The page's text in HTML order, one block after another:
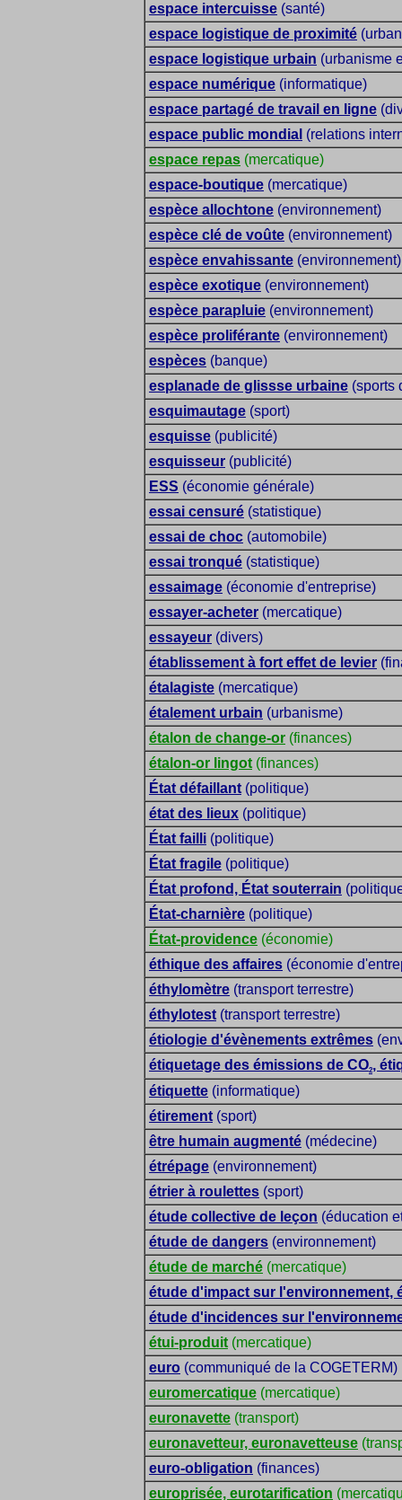
espace intercuisse (santé)
espace logistique de proximité
espace logistique urbain (urbanisme
espace numérique (informatique)
espace partagé de travail en ligne
espace public mondial (relations
espace repas (mercatique)
espace-boutique (mercatique)
espèce allochtone (environnement)
espèce clé de voûte (environnement)
espèce envahissante (environnement)
espèce exotique (environnement)
espèce parapluie (environnement)
espèce proliférante (environnement)
espèces (banque)
esplanade de glissse urbaine (sports
esquimautage (sport)
esquisse (publicité)
esquisseur (publicité)
ESS (économie générale)
essai censuré (statistique)
essai de choc (automobile)
essai tronqué (statistique)
essaimage (économie d'entreprise)
essayer-acheter (mercatique)
essayeur (divers)
établissement à fort effet de levier
étalagiste (mercatique)
étalement urbain (urbanisme)
étalon de change-or (finances)
étalon-or lingot (finances)
État défaillant (politique)
état des lieux (politique)
État failli (politique)
État fragile (politique)
État profond, État souterrain
État-charnière (politique)
État-providence (économie)
éthique des affaires (économie
éthylomètre (transport terrestre)
éthylotest (transport terrestre)
étiologie d'évènements extrêmes
étiquetage des émissions de CO2,
étiquette (informatique)
étirement (sport)
être humain augmenté (médecine)
étrépage (environnement)
étrier à roulettes (sport)
étude collective de leçon (éducation
étude de dangers (environnement)
étude de marché (mercatique)
étude d'impact sur l'environnement,
étude d'incidences sur
étui-produit (mercatique)
euro (communiqué de la COGETERM)
euromercatique (mercatique)
euronavette (transport)
euronavetteur, euronavetteuse
euro-obligation (finances)
europrisée, eurotarification